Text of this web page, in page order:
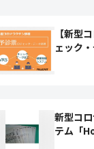
【新型
ェック
新型コ
テム「